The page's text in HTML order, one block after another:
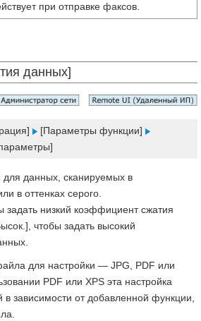
при отправке факсов.
данных]
[Параметры функции]
для данных, сканируемых в
в оттенках серого.
задать низкий коэффициент сжатия
чтобы задать высокий
для настройки — JPG, PDF или
PDF или XPS эта настройка
в зависимости от добавленной функции,